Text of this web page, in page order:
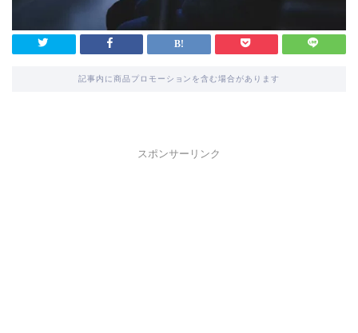
記事内に商品プロモーションを含む場合があります
スポンサーリンク